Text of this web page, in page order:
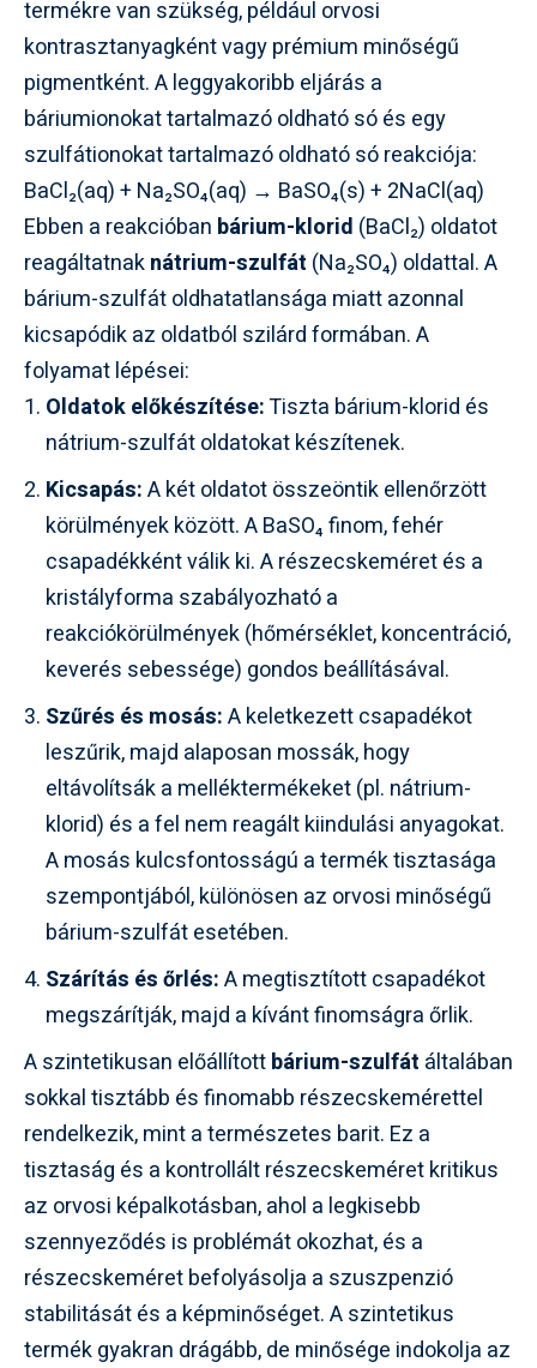
termékre van szükség, például orvosi
kontrasztanyagként vagy prémium minőségű
pigmentként. A leggyakoribb eljárás a
báriumionokat tartalmazó oldható só és egy
szulfátionokat tartalmazó oldható só reakciója:
BaCl₂(aq) + Na₂SO₄(aq) → BaSO₄(s) + 2NaCl(aq)
Ebben a reakcióban bárium-klorid (BaCl₂) oldatot
reagáltatnaknátrium-szulfát (Na₂SO₄) oldattal. A
bárium-szulfát oldhatatlansága miatt azonnal
kicsapódik az oldatból szilárd formában. A
folyamat lépései:
Oldatok előkészítése:Tiszta bárium-klorid és
nátrium-szulfát oldatokat készítenek.
Kicsapás:A két oldatot összeöntik ellenőrzött
körülmények között. A BaSO₄ finom, fehér
csapadékként válik ki. A részecskeméret és a
kristályforma szabályozható a
reakciókörülmények (hőmérséklet, koncentráció,
keverés sebessége) gondos beállításával.
Szűrés és mosás:A keletkezett csapadékot
leszűrik, majd alaposan mossák, hogy
eltávolítsák a melléktermékeket (pl. nátrium-
klorid) és a fel nem reagált kiindulási anyagokat.
A mosás kulcsfontosságú a termék tisztasága
szempontjából, különösen az orvosi minőségű
bárium-szulfát esetében.
Szárítás és őrlés:A megtisztított csapadékot
megszárítják, majd a kívánt finomságra őrlik.
A szintetikusan előállítottbárium-szulfát általában
sokkal tisztább és finomabb részecskemérettel
rendelkezik, mint a természetes barit. Ez a
tisztaság és a kontrollált részecskeméret kritikus
az orvosi képalkotásban, ahol a legkisebb
szennyeződés is problémát okozhat, és a
részecskeméret befolyásolja a szuszpenzió
stabilitását és a képminőséget. A szintetikus
termék gyakran drágább, de minősége indokolja az